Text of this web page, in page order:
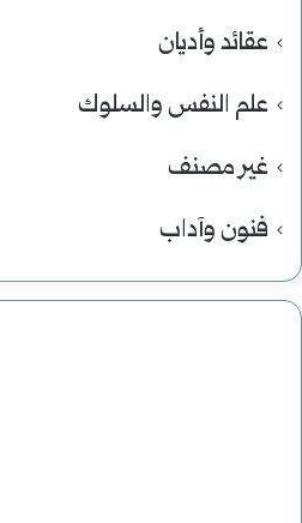
عقائد وأديان
علم النفس والسلوك
غير مصنف
فنون وآداب